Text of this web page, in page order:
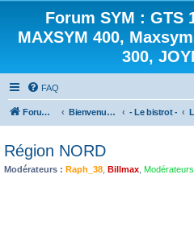
Forum SYM : GTS
MAXSYM 400,
300,
FAQ
Forum des scooters SYM - GTS -MAXSYM - CRUISYM - JOYMAX - Maxsym TL Bienvenue sur le forum des scooters de la gamme SYM - Le bistrot -
Région NORD
Modérateurs : Raph_38 Billmax